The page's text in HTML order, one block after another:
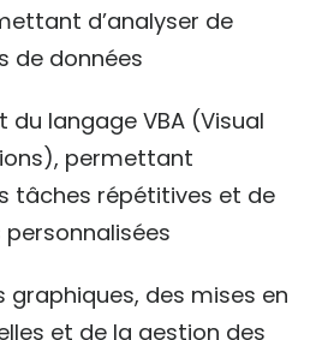
d’analyser de
de données
du langage VBA (Visual
permettant
tâches répétitives et de
graphiques, des mises en
et de la gestion des